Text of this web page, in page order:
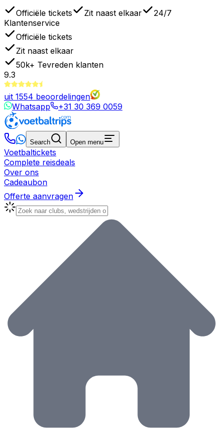
Officiële tickets Zit naast elkaar
24/7
Klantenservice
Officiële tickets
Zit naast elkaar
50k+ Tevreden klanten
9.3
uit 1554 beoordelingen
Whatsapp
+31 30 369 0059
Search Open menu
Voetbaltickets
Complete reisdeals
Over ons
Cadeaubon
Offerte aanvragen